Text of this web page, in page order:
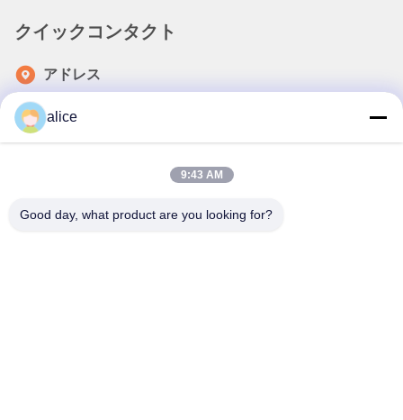
クイックコンタクト
アドレス
ング市,山東,中国
電子メール
alice
9:43 AM
Good day, what product are you looking for?